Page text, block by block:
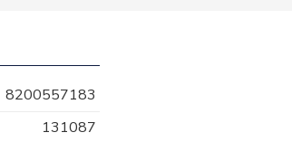
8200557183
131087